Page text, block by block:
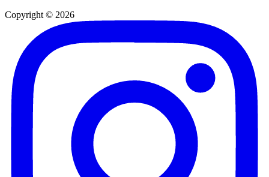
Copyright © 2026